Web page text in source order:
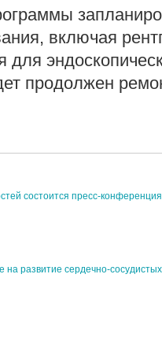
включая
для
продолжен
состоится пресс-
на развитие сердечно-